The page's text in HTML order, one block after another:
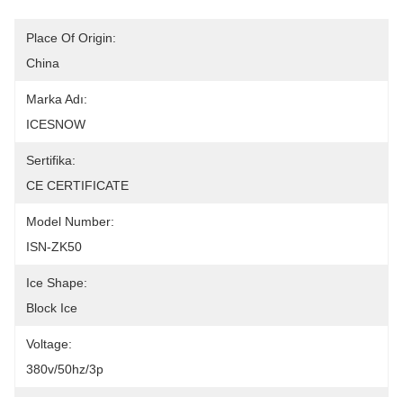
Place Of Origin:
China
Marka Adı:
ICESNOW
Sertifika:
CE CERTIFICATE
Model Number:
ISN-ZK50
Ice Shape:
Block Ice
Voltage:
380v/50hz/3p